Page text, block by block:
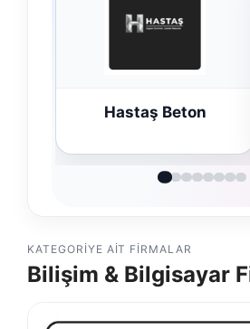
Hastaş Beton
KATEGORIYE AIT FIRMALAR
Bilişim & Bilgisayar